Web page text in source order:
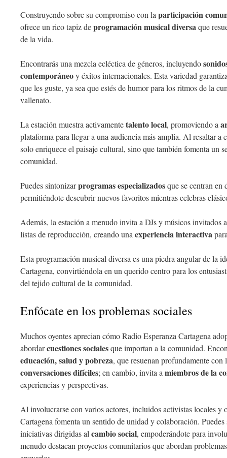
Construyendo sobre su compromiso con la participación
ofrece un rico tapiz deprogramación musical diversaque
de la vida.
Encontrarás una mezcla ecléctica de géneros, incluyendo
contemporáneoy éxitos internacionales. Esta variedad
que les guste, ya sea que estés de humor para los ritmos de la
vallenato.
La estación muestra activamentetalento local, promoviendo a
plataforma para llegar a una audiencia más amplia. Al resaltar a
solo enriquece el paisaje cultural, sino que también fomenta un
comunidad.
Puedes sintonizarprogramas especializadosque se centran en
permitiéndote descubrir nuevos favoritos mientras celebras
Además, la estación a menudo invita a DJs y músicos invitados
listas de reproducción, creando una experiencia interactiva
Esta programación musical diversa es una piedra angular de la
Cartagena, convirtiéndola en un querido centro para los
del tejido cultural de la comunidad.
Enfócate en los problemas sociales
Muchos oyentes aprecian cómo Radio Esperanza Cartagena
abordarcuestiones socialesque importan a la comunidad.
educación, salud y pobreza, que resuenan profundamente
conversaciones difíciles; en cambio, invita a miembros de la
experiencias y perspectivas.
Al involucrarse con varios actores, incluidos activistas locales y
Cartagena fomenta un sentido de unidad y colaboración.
iniciativas dirigidas al cambio social, empoderándote para
menudo destacan proyectos comunitarios que abordan